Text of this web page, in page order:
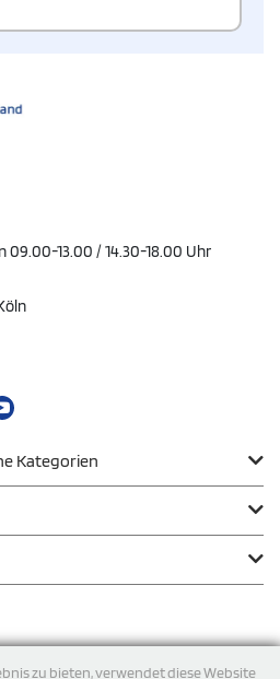
zu bieten, verwendet diese Website
09.00-13.00 / 14.30-18.00 Uhr
Kategorien